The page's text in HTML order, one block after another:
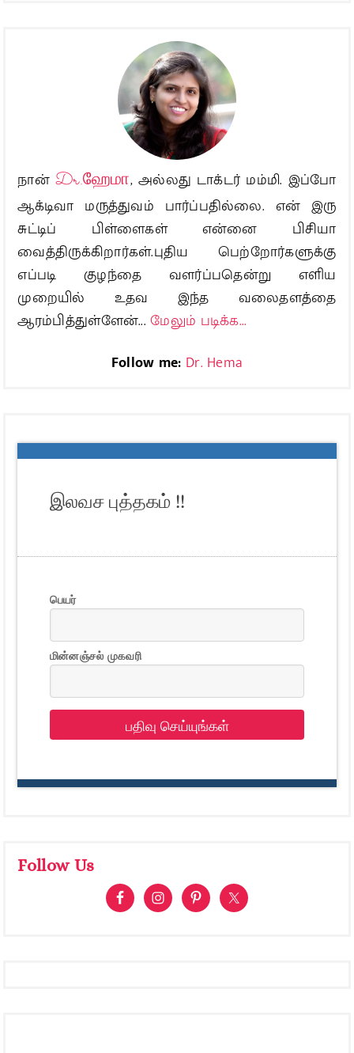
நான்Dr.ஹேமா, அல்லது டாக்டர் மம்மி. இப்போ
ஆக்டிவா மருத்துவம் பார்ப்பதில்லை. என் இரு
சுட்டிப் பிள்ளைகள் என்னை பிசியா
வைத்திருக்கிறார்கள்.புதிய பெற்றோர்களுக்கு
எப்படி குழந்தை வளர்ப்பதென்று எளிய
முறையில் உதவ இந்த வலைதளத்தை
ஆரம்பித்துள்ளேன்...மேலும் படிக்க...
Follow me: Dr. Hema
இலவச புத்தகம் !!
பெயர்
மின்னஞ்சல் முகவரி
பதிவு செய்யுங்கள்
Follow Us